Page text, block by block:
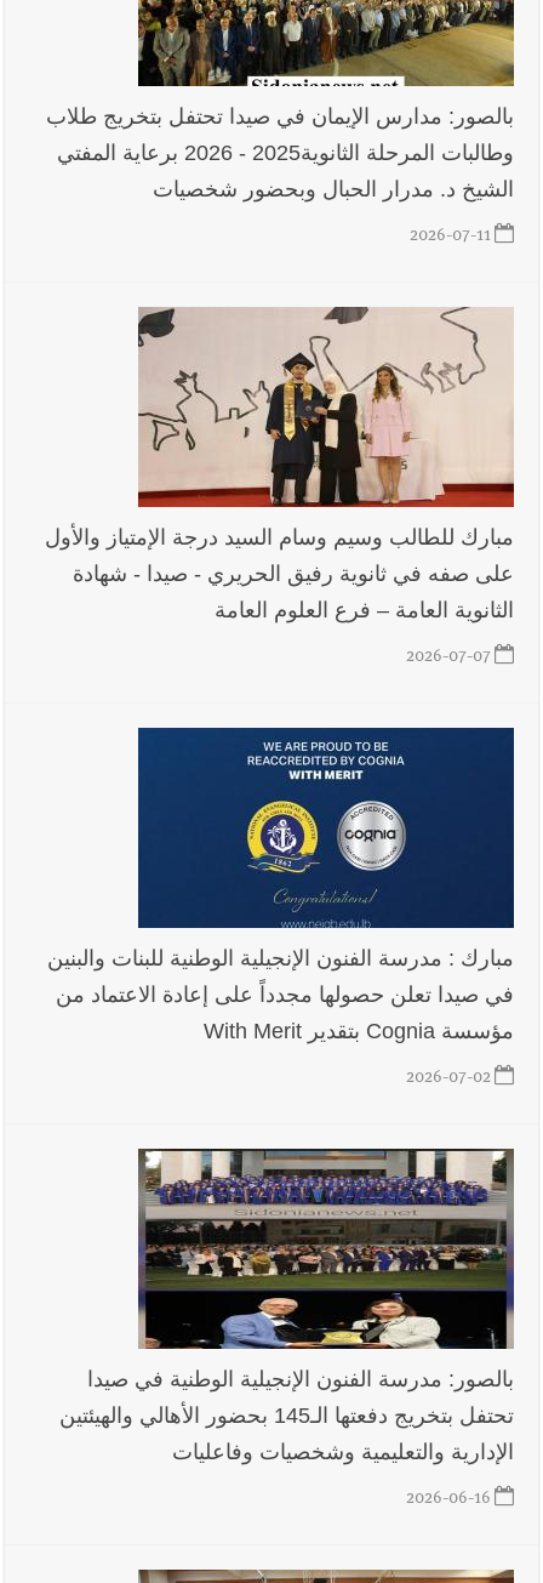
بالصور: مدارس الإيمان في صيدا تحتفل بتخريج طلاب
وطالبات المرحلة الثانوية2025 - 2026 برعاية المفتي
الشيخ د. مدرار الحبال وبحضور شخصيات
2026-07-11
مبارك للطالب وسيم وسام السيد درجة الإمتياز والأول
على صفه في ثانوية رفيق الحريري - صيدا - شهادة
الثانوية العامة – فرع العلوم العامة
2026-07-07
مبارك : مدرسة الفنون الإنجيلية الوطنية للبنات والبنين
في صيدا تعلن حصولها مجدداً على إعادة الاعتماد من
مؤسسة Cognia بتقدير With Merit
2026-07-02
بالصور: مدرسة الفنون الإنجيلية الوطنية في صيدا
تحتفل بتخريج دفعتها الـ145 بحضور الأهالي والهيئتين
الإدارية والتعليمية وشخصيات وفاعليات
2026-06-16